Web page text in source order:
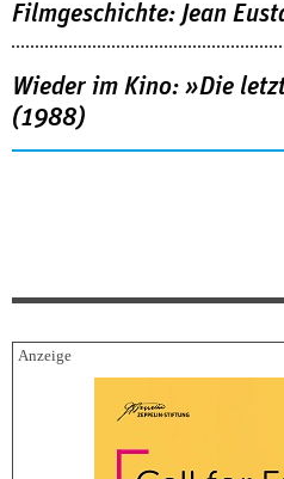
Filmgeschichte: Jean
Wieder im Kino: »Die
(1988)